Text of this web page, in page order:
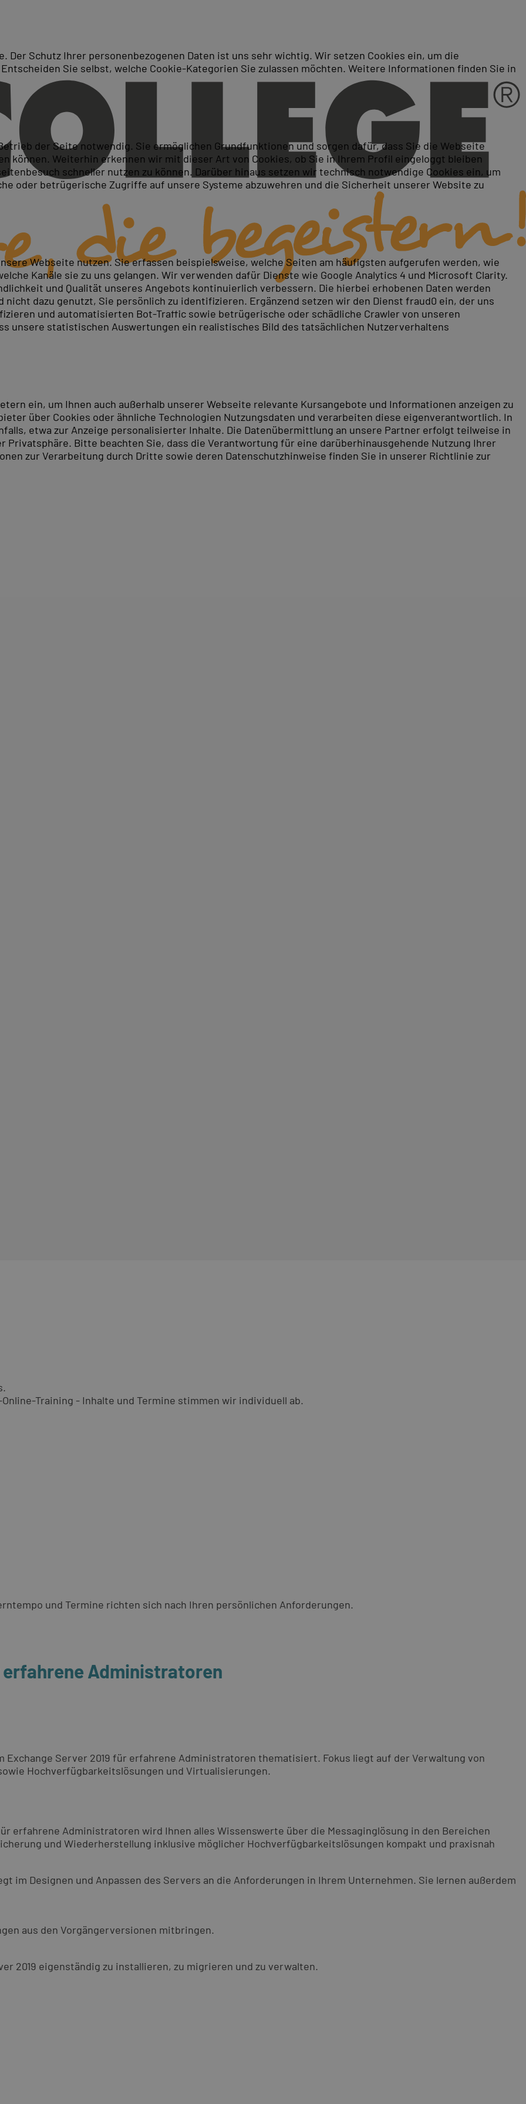
für erfahrene Administratoren
– ideal für den Erfahrungsaustausch und neue Impulse.
Training - Inhalte und Termine stimmen wir individuell ab.
und Termine richten sich nach Ihren persönlichen Anforderungen.
erfahrene Administratoren
Server 2019 für erfahrene Administratoren thematisiert. Fokus liegt auf der Verwaltung von
Hochverfügbarkeitslösungen und Virtualisierungen.
erfahrene Administratoren wird Ihnen alles Wissenswerte über die Messaginglösung in den Bereichen
und Wiederherstellung inklusive möglicher Hochverfügbarkeitslösungen kompakt und praxisnah
im Designen und Anpassen des Servers an die Anforderungen in Ihrem Unternehmen. Sie lernen außerdem
aus den Vorgängerversionen mitbringen.
2019 eigenständig zu installieren, zu migrieren und zu verwalten.
Der Schutz Ihrer personenbezogenen Daten ist uns sehr wichtig. Wir setzen Cookies ein, um die
Sie selbst, welche Cookie-Kategorien Sie zulassen möchten. Weitere Informationen finden Sie in
der Seite notwendig. Sie ermöglichen Grundfunktionen und sorgen dafür, dass Sie die Webseite
können. Weiterhin erkennen wir mit dieser Art von Cookies, ob Sie in Ihrem Profil eingeloggt bleiben
schneller nutzen zu können. Darüber hinaus setzen wir technisch notwendige Cookies ein, um
oder betrügerische Zugriffe auf unsere Systeme abzuwehren und die Sicherheit unserer Website zu
Webseite nutzen. Sie erfassen beispielsweise, welche Seiten am häufigsten aufgerufen werden, wie
Kanäle sie zu uns gelangen. Wir verwenden dafür Dienste wie Google Analytics 4 und Microsoft Clarity.
und Qualität unseres Angebots kontinuierlich verbessern. Die hierbei erhobenen Daten werden
dazu genutzt, Sie persönlich zu identifizieren. Ergänzend setzen wir den Dienst fraud0 ein, der uns
und automatisierten Bot-Traffic sowie betrügerische oder schädliche Crawler von unseren
unsere statistischen Auswertungen ein realistisches Bild des tatsächlichen Nutzerverhaltens
ein, um Ihnen auch außerhalb unserer Webseite relevante Kursangebote und Informationen anzeigen zu
über Cookies oder ähnliche Technologien Nutzungsdaten und verarbeiten diese eigenverantwortlich. In
etwa zur Anzeige personalisierter Inhalte. Die Datenübermittlung an unsere Partner erfolgt teilweise in
Privatsphäre. Bitte beachten Sie, dass die Verantwortung für eine darüberhinausgehende Nutzung Ihrer
zur Verarbeitung durch Dritte sowie deren Datenschutzhinweise finden Sie in unserer Richtlinie zur